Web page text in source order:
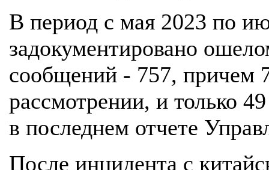
В период с мая 2023 по
задокументировано
сообщений - 757, причем
рассмотрении, и только
в последнем отчете
После инцидента с